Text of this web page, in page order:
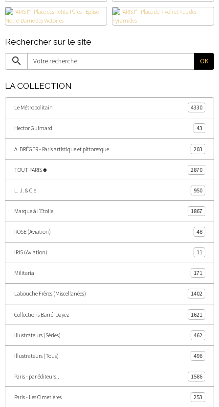
Rechercher sur le site
OK
LA COLLECTION
Le Métropolitain 4330
Hector Guimard 43
A. BRÉGER - Paris artistique et pittoresque 203
TOUT PARIS ♣ 2870
L. J. & Cie 950
Marque à l'Etoile 1867
ROSE (Aviation) 48
IRIS (Aviation) 11
Militaria 171
Labouche Frères (Miscellanées) 1402
Collections Barré-Dayez 1621
Illustrateurs (Séries) 462
Illustrateurs (Tous) 496
Paris - par éditeurs.. 1586
Paris - Les Cimetières 253